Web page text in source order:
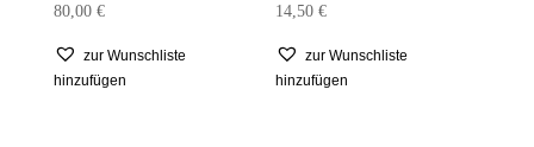
80,00 €
zur Wunschliste
hinzufügen
14,50€
zur Wunschliste
hinzufügen